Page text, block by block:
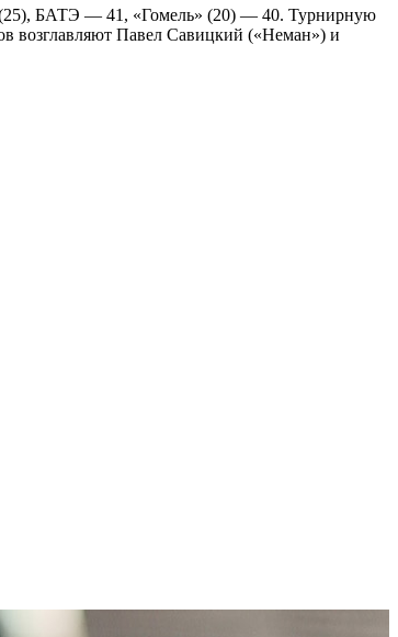
БАТЭ — 41, «Гомель» (20) — 40. Турнирную
возглавляют Павел Савицкий («Неман») и